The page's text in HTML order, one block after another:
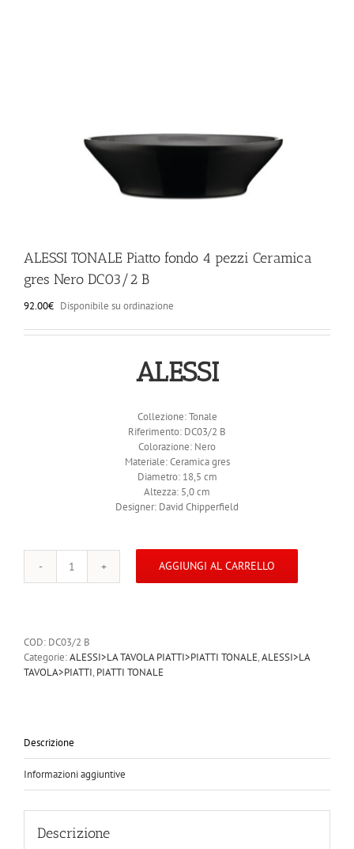
BOMBONIERE
BELLINI HO.RE.CA
ALESSI TONALE Piatto fondo 4 pezzi Ceramica
gres Nero DC03/2 B
92.00€ Disponibile su ordinazione
ALESSI
Collezione: Tonale
Riferimento: DC03/2 B
Colorazione: Nero
Materiale: Ceramica gres
Diametro: 18,5 cm
Altezza: 5,0 cm
Designer: David Chipperfield
ALESSI
TONALE
pezzi
Ceramica
gres
quantità
AGGIUNGI AL CARRELLO
COD: DC03/2 B
Categorie:ALESSI>LA TAVOLA PIATTI>PIATTI TONALE,ALESSI>LA
TAVOLA>PIATTI, PIATTI TONALE
Descrizione
Informazioni aggiuntive
Descrizione